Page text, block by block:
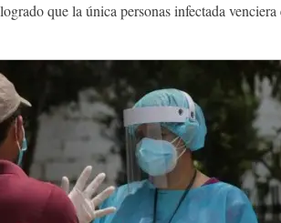
que la única personas infectada